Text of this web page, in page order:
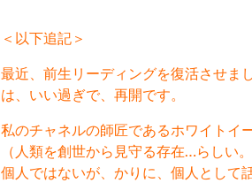
＜以下追記＞
最近、前生リーディングを復活させまし
は、いい過ぎで、再開です。
私のチャネルの師匠であるホワイトイ
（人類を創世から見守る存在…らしい。
個人ではないが、かりに、個人として